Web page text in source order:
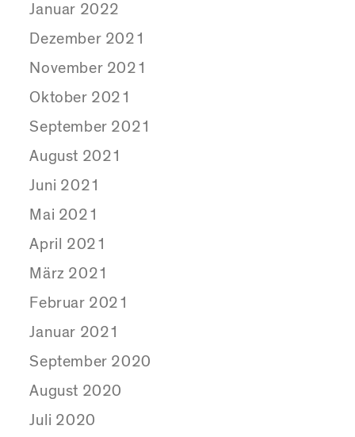
Januar 2022
Dezember 2021
November 2021
Oktober 2021
September 2021
August 2021
Juni 2021
Mai 2021
April 2021
März 2021
Februar 2021
Januar 2021
September 2020
August 2020
Juli 2020